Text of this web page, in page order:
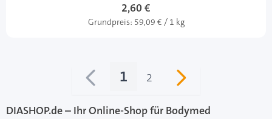
2,60 €
Grundpreis: 59,09 € / 1 kg
Sie lesen gerade Seite
1 Seite
2
DIASHOP.de – Ihr Online-Shop für Bodymed